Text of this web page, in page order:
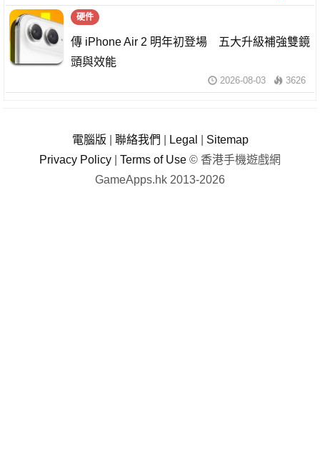
硬件
傳 iPhone Air 2 明年初登場 五大升級補強雙鏡
頭與效能
2026-08-03 3626
電腦版 聯絡我們 Legal
Sitemap
Privacy Policy
Terms of Use © 香港手機遊戲網
GameApps.hk 2013-2026